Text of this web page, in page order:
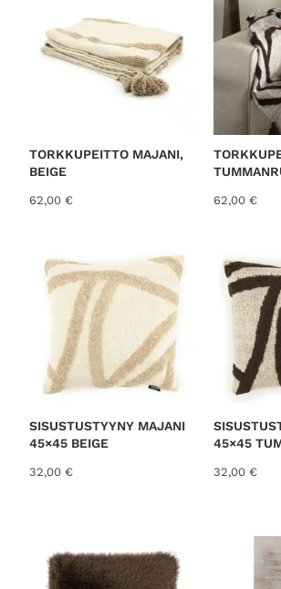
TORKKUPEITTO MAJANI,
BEIGE
62,00 € 62,00 €
SISUSTUSTYYNY MAJANI
45×45 BEIGE
32,00 €
45×45
32,00 €